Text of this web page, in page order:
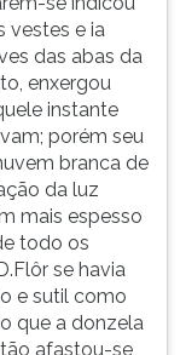
vestes e ia
das abas da
enxergou
instante
porém seu
branca de
da luz
mais espesso
todo os
se havia
e sutil como
que a donzela
afastou-se